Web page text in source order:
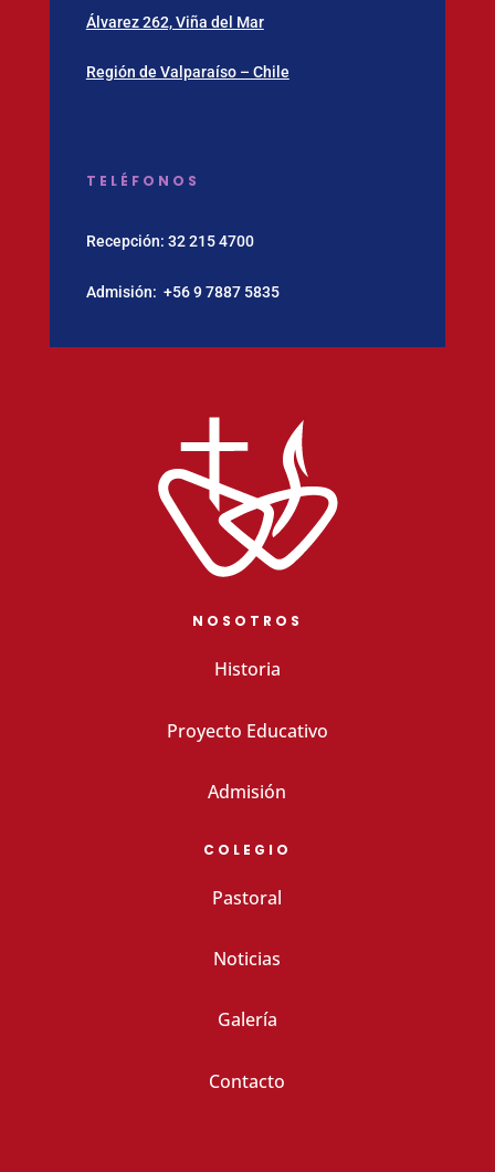
Álvarez 262, Viña del Mar
Región de Valparaíso – Chile
TELÉFONOS
Recepción: 32 215 4700
Admisión: ‪+56 9 7887 5835
NOSOTROS
Historia
Proyecto Educativo
Admisión
COLEGIO
Pastoral
Noticias
Galería
Contacto